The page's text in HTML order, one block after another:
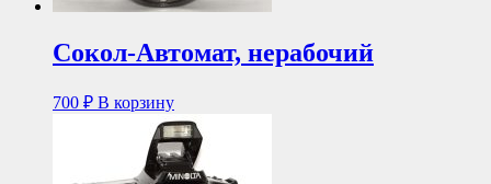
Сокол-Автомат, нерабочий
700 ₽ В корзину